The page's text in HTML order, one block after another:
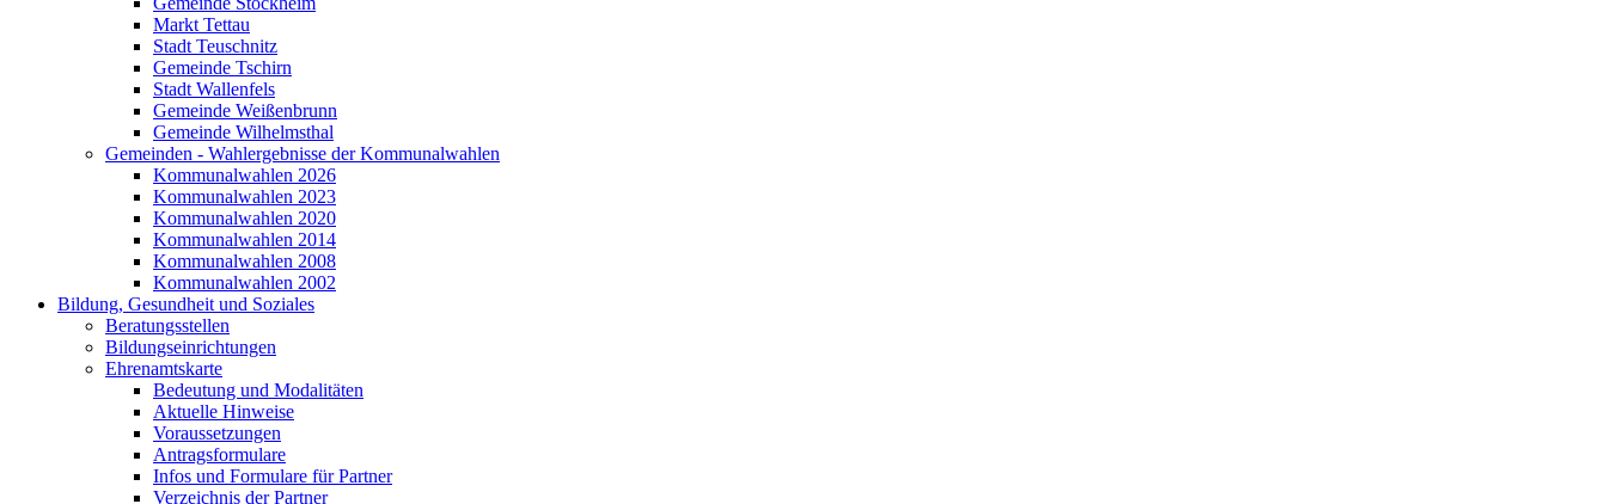
Markt Tettau
Stadt Teuschnitz
Gemeinde Tschirn
Stadt Wallenfels
Gemeinde Weißenbrunn
Gemeinde Wilhelmsthal
Gemeinden - Wahlergebnisse der Kommunalwahlen
Kommunalwahlen 2026
Kommunalwahlen 2023
Kommunalwahlen 2020
Kommunalwahlen 2014
Kommunalwahlen 2008
Kommunalwahlen 2002
Bildung, Gesundheit und Soziales
Beratungsstellen
Bildungseinrichtungen
Ehrenamtskarte
Bedeutung und Modalitäten
Aktuelle Hinweise
Voraussetzungen
Antragsformulare
Infos und Formulare für Partner
Verzeichnis der Partner